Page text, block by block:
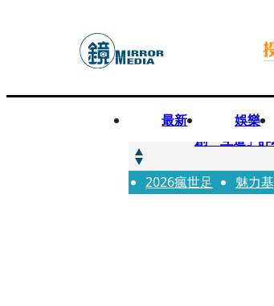
最新 娛樂
快訊
創「互道」
快訊
前時力黨魁
2026瘋世足 魅力